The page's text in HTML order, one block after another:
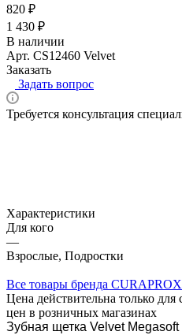
820 ₽
1 430 ₽
В наличии
Арт. CS12460 Velvet
Заказать
Задать вопрос
Требуется консультация
Характеристики
Для кого
—
Взрослые, Подростки
Все товары бренда CURAPROX
Цена действительна только для
цен в розничных магазинах
Зубная щетка Velvet Megasoft